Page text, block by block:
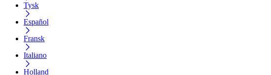
Tysk
Español
Fransk
Italiano
Holland